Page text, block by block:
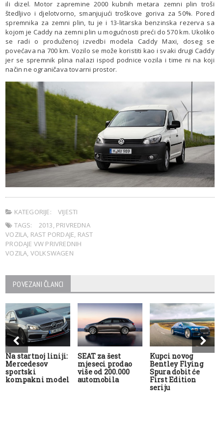
ili dizel. Motor zapremine 2000 kubnih metara zemni plin troši
štedljivo i djelotvorno, smanjujući troškove goriva za 50%. Pored
spremnika za zemni plin, tu je i 13-litarska benzinska rezerva sa
kojom je Caddy na zemni plin u mogućnosti preći do 570 km. Ukoliko
se radi o produženoj izvedbi modela Caddy Maxi, doseg se
povećava na 700 km. Vozilo se može koristiti kao i svaki drugi Caddy
jer se spremnik plina nalazi ispod podnice vozila i time ni na koji
način ne ograničava tovarni prostor.
KATEGORIJE:
VIJESTI
TAGS:
2013, PRIVREDNA
VOZILA, RAST PORDAJE, RAST
PRODAJE VW PRIVREDNIH
VOZILA, VOLKSWAGEN
POVEZANI ČLANCI
Na startnoj liniji:
Mercedesov
sportski
kompakni model
SEAT za šest
mjeseci prodao
više od 200.000
automobila
Kupci novog
Bentley Flying
Spura dobit će
First Edition
seriju